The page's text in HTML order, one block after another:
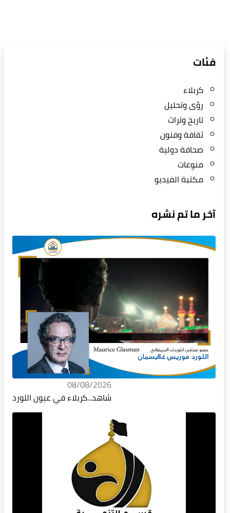
فئات
كربلاء
رؤى وتحليل
تاريخ وتراث
ثقافة وفنون
صحافة دولية
منوعات
مكتبة الفيديو
آخر ما تم نشره
08/08/2026
شاهد...كربلاء في عيون اللورد